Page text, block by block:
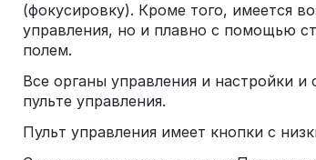
(фокусировку). Кроме того, имеется
управления, но и плавно с помощью
полем.
Все органы управления и настройки
пульте управления.
Пульт управления имеет кнопки с